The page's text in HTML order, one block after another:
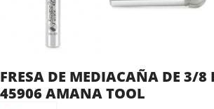
FRESA DE MEDIACAÑA DE 3/8
45906 AMANA TOOL